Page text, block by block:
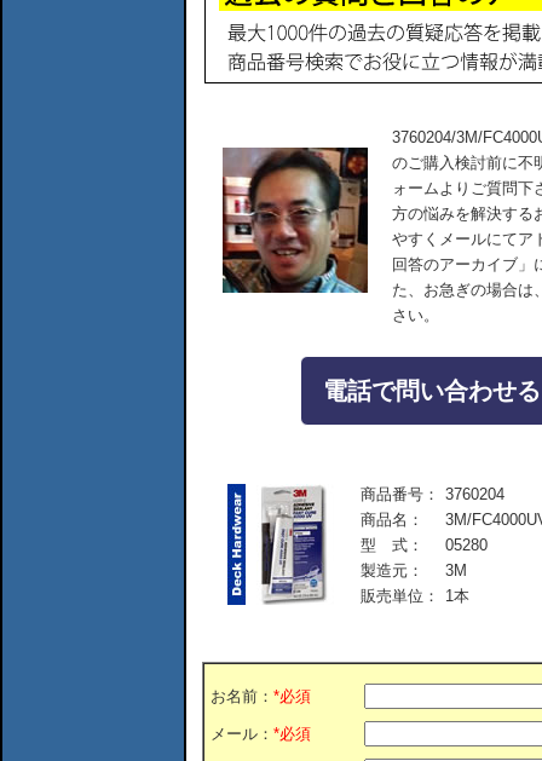
3760204/3M/
のご購入検討前に不
ォームよりご質問下
方の悩みを解決する
やすくメールにてア
回答のアーカイブ」
た、お急ぎの場合は
さい。
電話で問い合わせ
商品番号：
3760204
商品名：
3M/
型 式：
05280
製造元：
3M
販売単位：
1本
お名前： *必須
メール： *必須